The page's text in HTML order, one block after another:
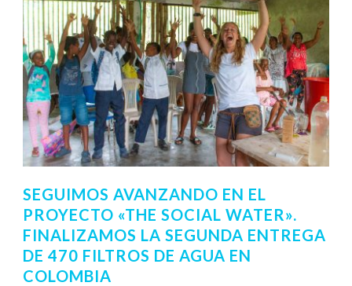
SEGUIMOS AVANZANDO EN EL
PROYECTO «THE SOCIAL WATER».
FINALIZAMOS LA SEGUNDA ENTREGA
DE 470 FILTROS DE AGUA EN
COLOMBIA